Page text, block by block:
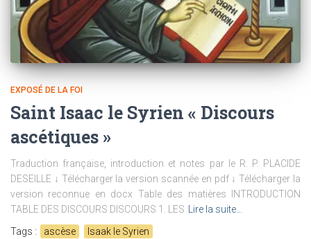
EXPOSÉ DE LA FOI
Saint Isaac le Syrien « Discours
ascétiques »
Traduction française, introduction et notes par le R. P. PLACIDE
DESEILLE ↓ Télécharger la version scannée en pdf ↓ Télécharger la
version reconnue en docx Table des matières INTRODUCTION
TABLE DES DISCOURS DISCOURS 1. LES
Lire la suite…
Tags :
ascèse Isaak le Syrien